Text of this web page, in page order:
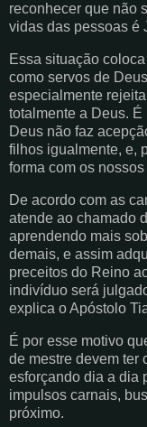
reconhecer que não
vidas das pessoas é
Essa situação
como servos de
especialmente
totalmente a Deus.
Deus não faz
filhos igualmente, e,
forma com os
De acordo com as
atende ao chamado
aprendendo mais
demais, e assim
preceitos do Reino
indivíduo será
explica o Apóstolo
É por esse motivo
de mestre devem ter
esforçando dia a dia
impulsos carnais,
próximo.